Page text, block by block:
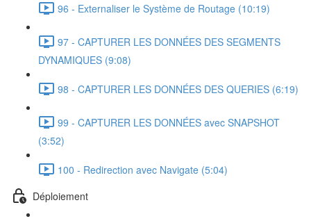
96 - Externaliser le Système de Routage (10:19)
97 - CAPTURER LES DONNÉES DES SEGMENTS
DYNAMIQUES (9:08)
98 - CAPTURER LES DONNÉES DES QUERIES (6:19)
99 - CAPTURER LES DONNÉES avec SNAPSHOT
(3:52)
100 - Redirection avec Navigate (5:04)
Déploiement